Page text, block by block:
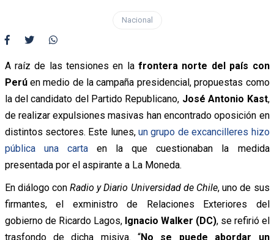
Nacional
A raíz de las tensiones en lafrontera norte del país con
Perú en medio de la campaña presidencial, propuestas como
la del candidato del Partido Republicano, José Antonio Kast,
de realizar expulsiones masivas han encontrado oposición en
distintos sectores. Este lunes, un grupo de excancilleres hizo
pública una cartaen la que cuestionaban la medida
presentada por el aspirante a La Moneda.
En diálogo conRadio y Diario Universidad de Chile, uno de sus
firmantes, el exministro de Relaciones Exteriores del
gobierno de Ricardo Lagos, Ignacio Walker (DC), se refirió el
trasfondo de dicha misiva. “No se puede abordar un